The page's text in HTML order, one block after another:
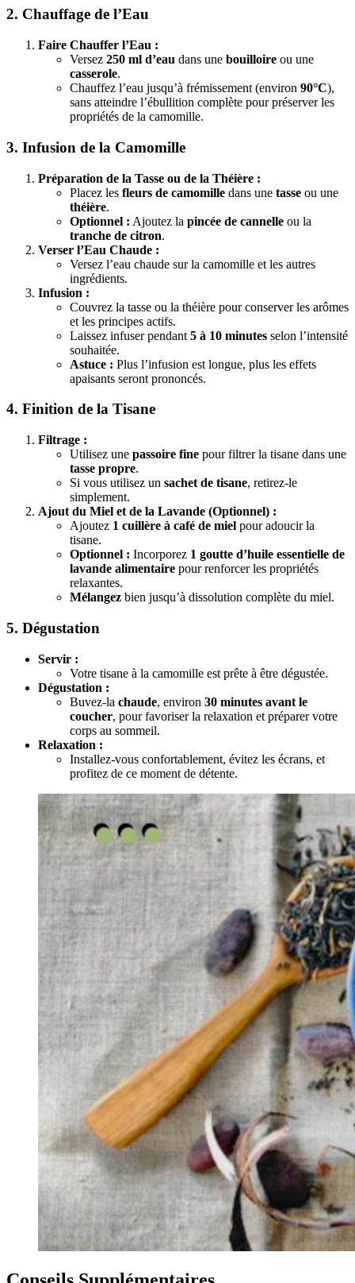
2. Chauffage de l’Eau
Faire Chauffer l’Eau :
Versez 250 ml d’eau dans une bouilloire ou une
casserole.
Chauffez l’eau jusqu’à frémissement (environ 90°C),
sans atteindre l’ébullition complète pour préserver les
propriétés de la camomille.
3. Infusion de la Camomille
Préparation de la Tasse ou de la Théière :
Placez les fleurs de camomille dans une tasse ou une
théière.
Optionnel : Ajoutez la pincée de cannelle ou la
tranche de citron.
Verser l’Eau Chaude :
Versez l’eau chaude sur la camomille et les autres
ingrédients.
Infusion :
Couvrez la tasse ou la théière pour conserver les arômes
et les principes actifs.
Laissez infuser pendant 5 à 10 minutes selon l’intensité
souhaitée.
Astuce : Plus l’infusion est longue, plus les effets
apaisants seront prononcés.
4. Finition de la Tisane
Filtrage :
Utilisez une passoire fine pour filtrer la tisane dans une
tasse propre.
Si vous utilisez un sachet de tisane, retirez-le
simplement.
Ajout du Miel et de la Lavande (Optionnel) :
Ajoutez 1 cuillère à café de miel pour adoucir la
tisane.
Optionnel : Incorporez 1 goutte d’huile essentielle de
lavande alimentaire pour renforcer les propriétés
relaxantes.
Mélangez bien jusqu’à dissolution complète du miel.
5. Dégustation
Servir :
Votre tisane à la camomille est prête à être dégustée.
Dégustation :
Buvez-la chaude, environ 30 minutes avant le
coucher, pour favoriser la relaxation et préparer votre
corps au sommeil.
Relaxation :
Installez-vous confortablement, évitez les écrans, et
profitez de ce moment de détente.